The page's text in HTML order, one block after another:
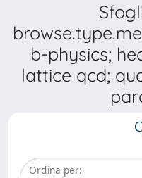
b-physics;
lattice qcd;
Ordina per: